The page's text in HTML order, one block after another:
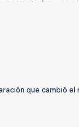
que cambió